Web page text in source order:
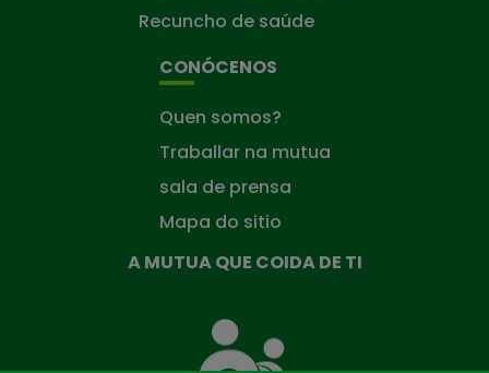
Recuncho de saúde
CONÓCENOS
Quen somos?
Traballar na mutua
sala de prensa
Mapa do sitio
A MUTUA QUE COIDA DE TI
Mutua
que